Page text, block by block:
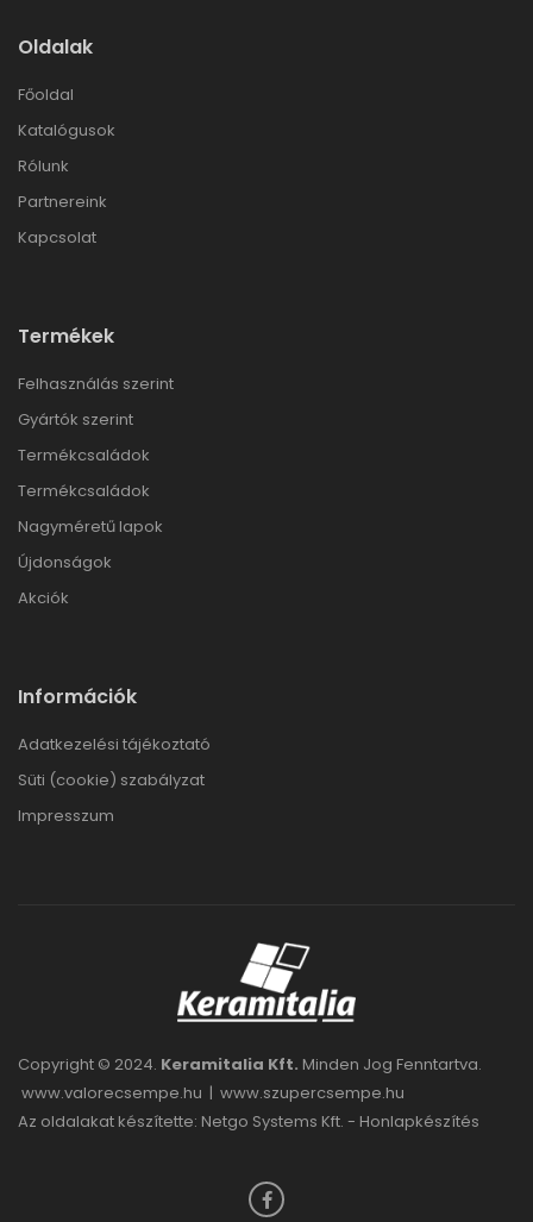
Oldalak
Főoldal
Katalógusok
Rólunk
Partnereink
Kapcsolat
Termékek
Felhasználás szerint
Gyártók szerint
Termékcsaládok
Termékcsaládok
Nagyméretű lapok
Újdonságok
Akciók
Információk
Adatkezelési tájékoztató
Süti (cookie) szabályzat
Impresszum
Copyright © 2024. Keramitalia Kft. Minden Jog Fenntartva.
www.valorecsempe.hu | www.szupercsempe.hu
Az oldalakat készítette: Netgo Systems Kft. - Honlapkészítés